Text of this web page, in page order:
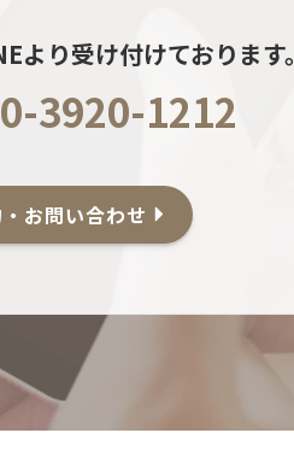
より受け付けております。
3920-1212
お問い合わせ